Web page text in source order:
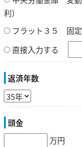
利）
フラット３５ 固定
直接入力する
返済年数
頭金
万円